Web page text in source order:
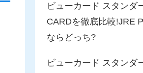
ビューカード スタンダ
CARDを徹底比較!JRE
ならどっち?
ビューカード スタンダ